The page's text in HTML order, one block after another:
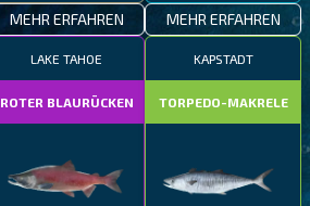
MEHR ERFAHREN MEHR ERFAHREN
LAKE TAHOE
ROTER BLAURÜCKEN
KAPSTADT
TORPEDO-MAKRELE